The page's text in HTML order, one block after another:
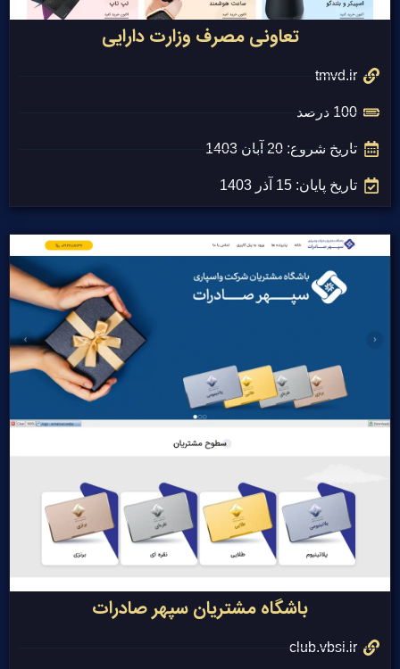
تعاونی مصرف وزارت دارایی
tmvd.ir
100 درصد
تاریخ شروع: 20 آبان 1403
تاریخ پایان: 15 آذر 1403
باشگاه مشتریان سپهر صادرات
club.vbsi.ir